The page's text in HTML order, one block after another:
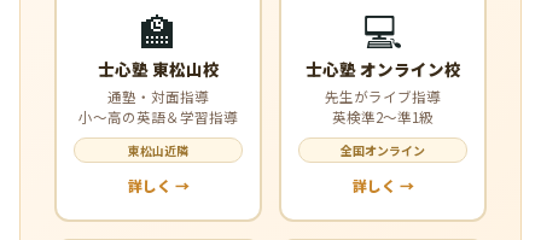
🏫
士心塾 東松山校
通塾・対面指導
小〜高の英語＆学習指導
東松山近隣
詳しく →
💻
士心塾 オンライン校
先生がライブ指導
英検準2〜準1級
全国オンライン
詳しく →